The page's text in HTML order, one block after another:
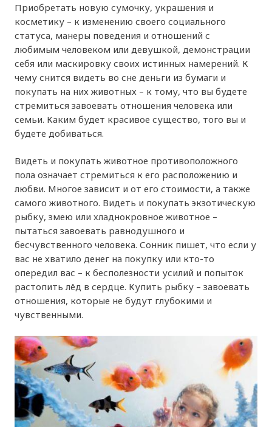
Приобретать новую сумочку, украшения и
косметику – к изменению своего социального
статуса, манеры поведения и отношений с
любимым человеком или девушкой, демонстрации
себя или маскировку своих истинных намерений. К
чему снится видеть во сне деньги из бумаги и
покупать на них животных – к тому, что вы будете
стремиться завоевать отношения человека или
семьи. Каким будет красивое существо, того вы и
будете добиваться.
Видеть и покупать животное противоположного
пола означает стремиться к его расположению и
любви. Многое зависит и от его стоимости, а также
самого животного. Видеть и покупать экзотическую
рыбку, змею или хладнокровное животное –
пытаться завоевать равнодушного и
бесчувственного человека. Сонник пишет, что если у
вас не хватило денег на покупку или кто-то
опередил вас – к бесполезности усилий и попыток
растопить лёд в сердце. Купить рыбку – завоевать
отношения, которые не будут глубокими и
чувственными.